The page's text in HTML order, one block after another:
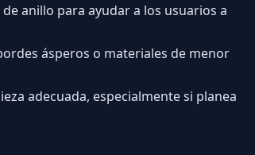
anillo para ayudar a los usuarios a
ásperos o materiales de menor
adecuada, especialmente si planea